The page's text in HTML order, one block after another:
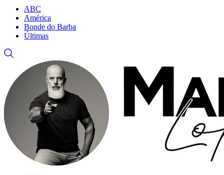
ABC
América
Bonde do Barba
Últimas